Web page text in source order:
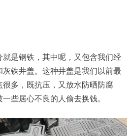
就是钢铁，其中呢，又包含我们经
铁井盖。这种井盖是我们以前最
多，既抗压，又放水防晒防腐
些居心不良的人偷去换钱。